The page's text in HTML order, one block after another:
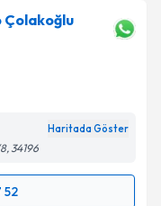
Çolakoğlu
Haritada Göster
34196
52